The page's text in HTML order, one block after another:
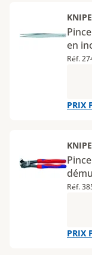
en
Réf.
PRIX
Réf.
PRIX